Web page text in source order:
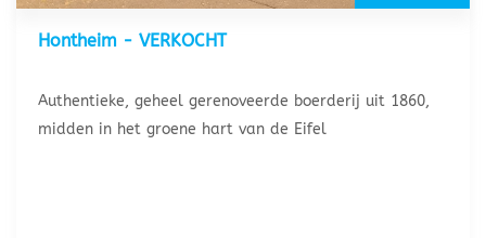
Hontheim - VERKOCHT
Authentieke, geheel gerenoveerde boerderij uit 1860,
midden in het groene hart van de Eifel